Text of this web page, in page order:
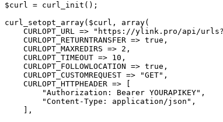
$curl = curl_init();
curl_setopt_array($curl, array(
CURLOPT_URL => "https://ylink.pro/api/
    CURLOPT_RETURNTRANSFER => true,
    CURLOPT_MAXREDIRS => 2,
    CURLOPT_TIMEOUT => 10,
    CURLOPT_FOLLOWLOCATION => true,
    CURLOPT_CUSTOMREQUEST => "GET",
    CURLOPT_HTTPHEADER => [
        "Authorization: Bearer YOURAPIKEY",
        "Content-Type: application/json",
    ],